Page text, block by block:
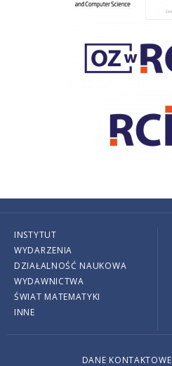
INSTYTUT
WYDARZENIA
DZIAŁALNOŚĆ NAUKOWA
WYDAWNICTWA
ŚWIAT MATEMATYKI
INNE
DANE KONTAKTOWE